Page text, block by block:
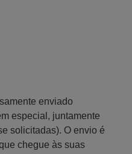
enviado
especial, juntamente
solicitadas). O envio é
chegue às suas